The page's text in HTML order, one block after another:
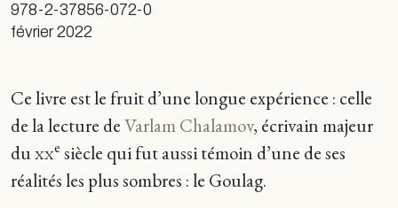
978-2-37856-072-0
février 2022
Ce livre est le fruit d’une longue expérience : celle
de la lecture deVarlam Chalamov, écrivain majeur
duxxe siècle qui fut aussi témoin d’une de ses
réalités les plus sombres : le Goulag.